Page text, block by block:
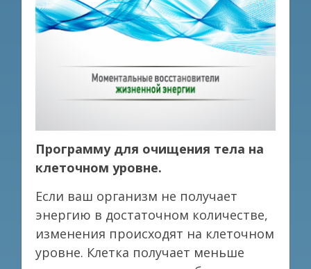
Программу для очищения тела на
клеточном уровне.
Если ваш организм не получает
энергию в достаточном количестве,
изменения происходят на клеточном
уровне. Клетка получает меньше